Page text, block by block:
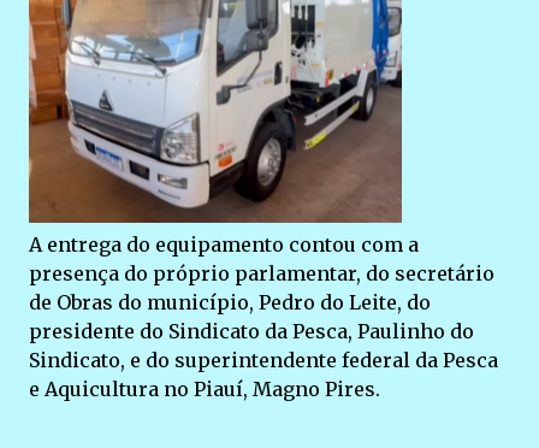
A entrega do equipamento contou com a
presença do próprio parlamentar, do secretário
de Obras do município, Pedro do Leite, do
presidente do Sindicato da Pesca, Paulinho do
Sindicato, e do superintendente federal da Pesca
e Aquicultura no Piauí, Magno Pires.